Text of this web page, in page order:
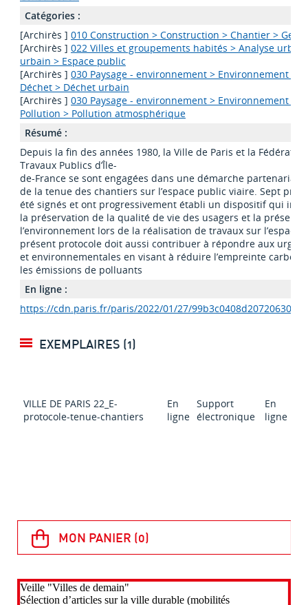
Catégories :
[Archirès ] 010 Construction > Construction > Chantier >
[Archirès ] 022 Villes et groupements habités > Analyse
urbain > Espace public
[Archirès ] 030 Paysage - environnement > Environnement >
Déchet > Déchet urbain
[Archirès ] 030 Paysage - environnement > Environnement >
Pollution > Pollution atmosphérique
Résumé :
Depuis la fin des années 1980, la Ville de Paris et la
Travaux Publics d’Île-
de-France se sont engagées dans une démarche partenariale
de la tenue des chantiers sur l’espace public viaire. Sept
été signés et ont progressivement établi un dispositif qui
la préservation de la qualité de vie des usagers et la
l’environnement lors de la réalisation de travaux sur l’espace
présent protocole doit aussi contribuer à répondre aux
et environnementales en visant à réduire l’empreinte
les émissions de polluants
En ligne :
https://cdn.paris.fr/paris/2022/01/27/
EXEMPLAIRES (1)
VILLE DE PARIS 22_E-
protocole-tenue-chantiers
En
ligne
Support
électronique
En
ligne